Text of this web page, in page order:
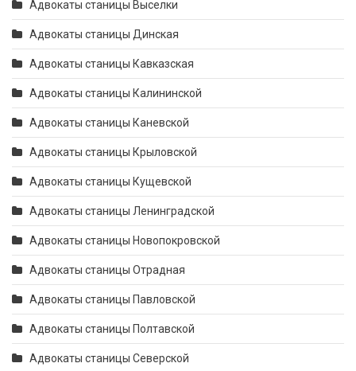
Адвокаты станицы Выселки
Адвокаты станицы Динская
Адвокаты станицы Кавказская
Адвокаты станицы Калининской
Адвокаты станицы Каневской
Адвокаты станицы Крыловской
Адвокаты станицы Кущевской
Адвокаты станицы Ленинградской
Адвокаты станицы Новопокровской
Адвокаты станицы Отрадная
Адвокаты станицы Павловской
Адвокаты станицы Полтавской
Адвокаты станицы Северской